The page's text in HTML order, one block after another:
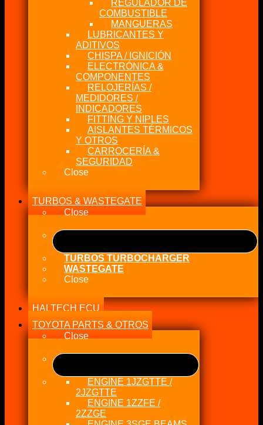
REGULADOR DE
COMBUSTIBLE
MANGUERAS
LUBRICANTES Y
ADITIVOS
CHISPA / IGNICIÓN
ELECTRÓNICA &
COMPONENTES
RELOJERÍAS /
MEDIDORES /
INDICADORES
FITTING Y NIPLES
AISLANTES TÉRMICOS
Y OTROS
CARROCERÍA &
SEGURIDAD
Close
TURBOS & WASTEGATE
Close
TURBOS TURBOCHARGER
WASTEGATE
Close
HALTECH ECU
TOYOTA PARTS & OTROS
Close
ENGINE 1JZGTTE /
2JZGTTE
ENGINE 1ZZFE /
2ZZGE